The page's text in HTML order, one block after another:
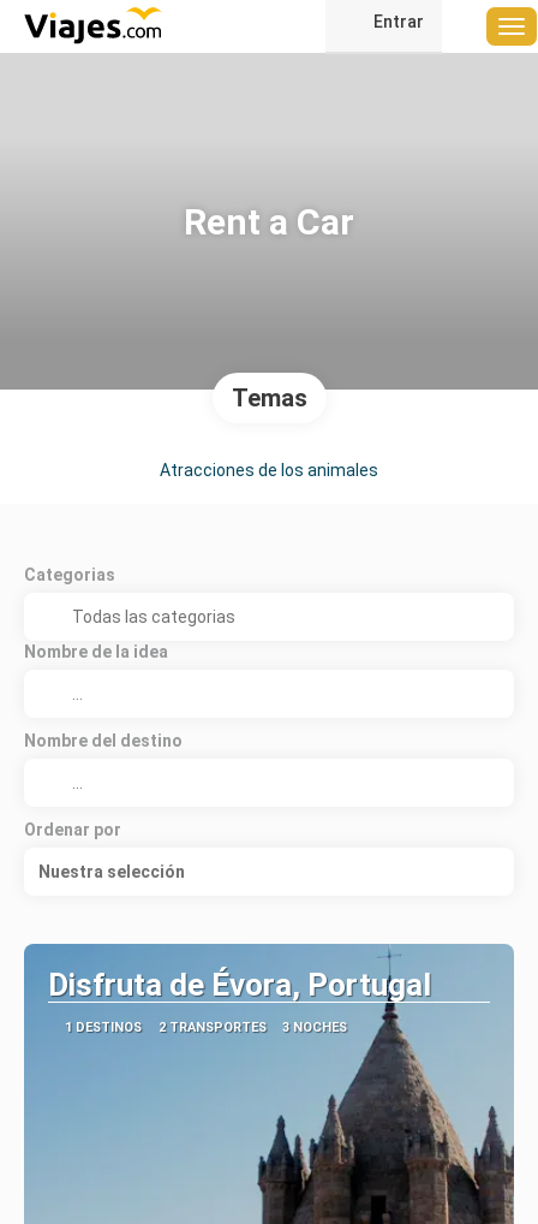
Entrar
Rent a Car
Temas
Atracciones de los animales
Categorias
Nombre de la idea
Nombre del destino
Ordenar por
Nuestra selección
Disfruta de Évora, Portugal
1 DESTINOS 2 TRANSPORTES 3 NOCHES